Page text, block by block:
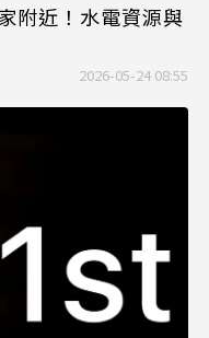
附近！水電資源與
2026-05-24 08:55